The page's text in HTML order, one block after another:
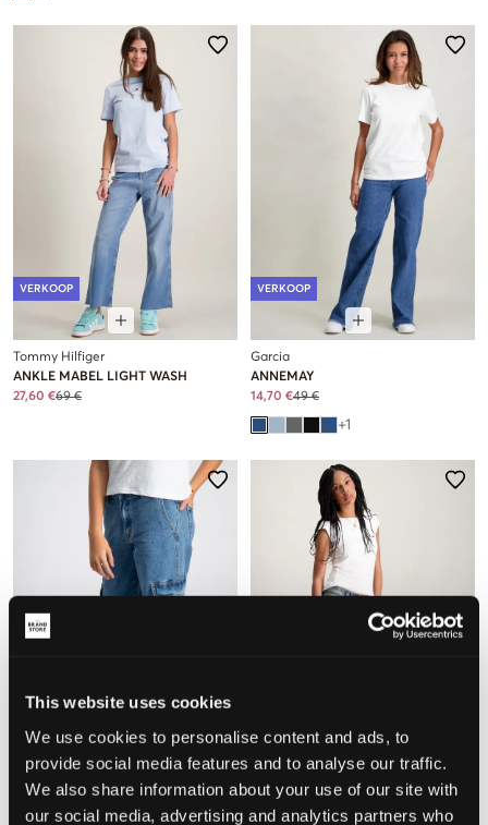
This website uses cookies
We use cookies to personalise content and ads, to
provide social media features and to analyse our traffic.
We also share information about your use of our site with
our social media, advertising and analytics partners who
VERKOOP
Tommy Hilfiger
ANKLE MABEL LIGHT WASH
27,60 €69 €
VERKOOP
Garcia
ANNEMAY
14,70 €49 €
+1
Grunt
WORKI LOW WAIST CARGO
Abrand
00 WIDE KODA RCY